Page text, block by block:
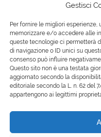
Gestisci
Per fornire le migliori
memorizzare e/o accedere alle
queste tecnologie ci permetterà
di navigazione o ID unici su
consenso può influire
Questo sito non è una testata
aggiornato secondo la
editoriale secondo la L. n. 62 del
appartengono ai legittimi
servizi per le aziende
shopping
sport
Tech
tecnologia
travel
Uncategorized